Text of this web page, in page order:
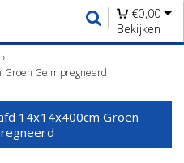
€0,00
Bekijken
›
Groen Geimpregneerd
14x14x400cm Groen